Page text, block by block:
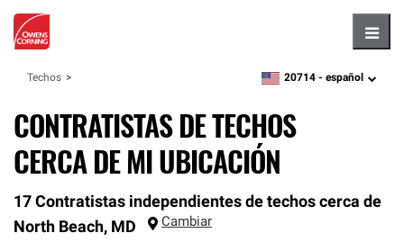
Techos zipcode,language
20714 - español
CONTRATISTAS DE TECHOS
CERCA DE MI UBICACIÓN
17 Contratistas independientes de techos cerca de
North Beach, MD Cambiar